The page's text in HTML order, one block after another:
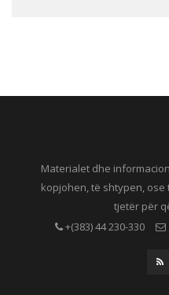
Materialet dhe
kopjohen, të shtypen,
tjetër për
+(383) 44 230-330